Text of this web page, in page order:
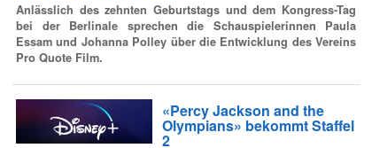
Anlässlich des zehnten Geburtstags und dem Kongress-Tag
bei der Berlinale sprechen die Schauspielerinnen Paula
Essam und Johanna Polley über die Entwicklung des Vereins
Pro Quote Film.
«Percy Jackson and the
Olympians» bekommt Staffel
2